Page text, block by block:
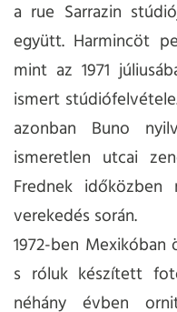
a rue Sarrazin
együtt. Harmincöt
mint az 1971
ismert
azonban Buno
ismeretlen utcai
Frednek időközben
verekedés során.
1972-ben
s róluk készített
néhány évben